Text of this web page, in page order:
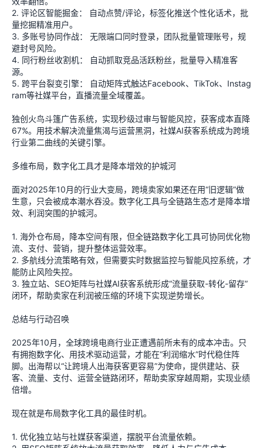
2. 评论区智能掘金： 自动点赞/评论，标签化推送个性化话术，批
量挖掘精准用户。
3. 多账号协同作战： 无限端口同时登录，团队批量管理账号，规
避封号风险。
4. 同行粉丝收割机： 自动抓取竞品活跃粉丝，批量导入精准客
源。
5. 跨平台裂变引擎： 自动矩阵式触达Facebook、TikTok、Instag
ram等社媒平台，直播流量全域覆盖。
独创火鸟斗篷广告系统，实现秒级过审与智能风控，获客成本直降
67%。用技术解决流量焦渴与运营黑洞，社媒AI获客系统成为跨境
行业第二曲线的关键引擎。
多维布局，数字化工具才是降本增效的护城河
面对2025年10月的行业大变局，跨境卖家如果还在用“旧逻辑”做
生意，只会被成本潮水吞没。数字化工具与全链路生态才是降本增
效、利润突围的护城河。
1. 海外仓布局，降本空间有限，但全链路数字化工具可协同优化物
流、支付、营销，提升整体运营效率。
2. 多航线分流策略有效，但需要实时数据监控与智能风控系统，才
能防止风险失控。
3. 独立站、SEO矩阵与社媒AI获客系统形成“流量获取-转化-留存”
闭环，帮助卖家在利润被压缩的环境下实现逆势增长。
总结与行动召唤
2025年10月，全球跨境电商行业正遭遇前所未有的成本冲击。只
有拥抱数字化、用技术驱动运营，才能在“利润缩水”时代稳住阵
脚。出海帮以“让跨境人出海获客更容易”为使命，提供建站、获
客、流量、支付、运营全链路闭环，帮助卖家穿越周期，实现业绩
倍增。
现在就是布局数字化工具的最佳时机。
1. 优化独立站与社媒获客渠道，摆脱平台流量依赖。